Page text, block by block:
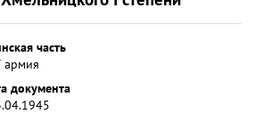
часть
армия
документа